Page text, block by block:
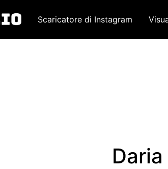
Scaricatore di Instagram